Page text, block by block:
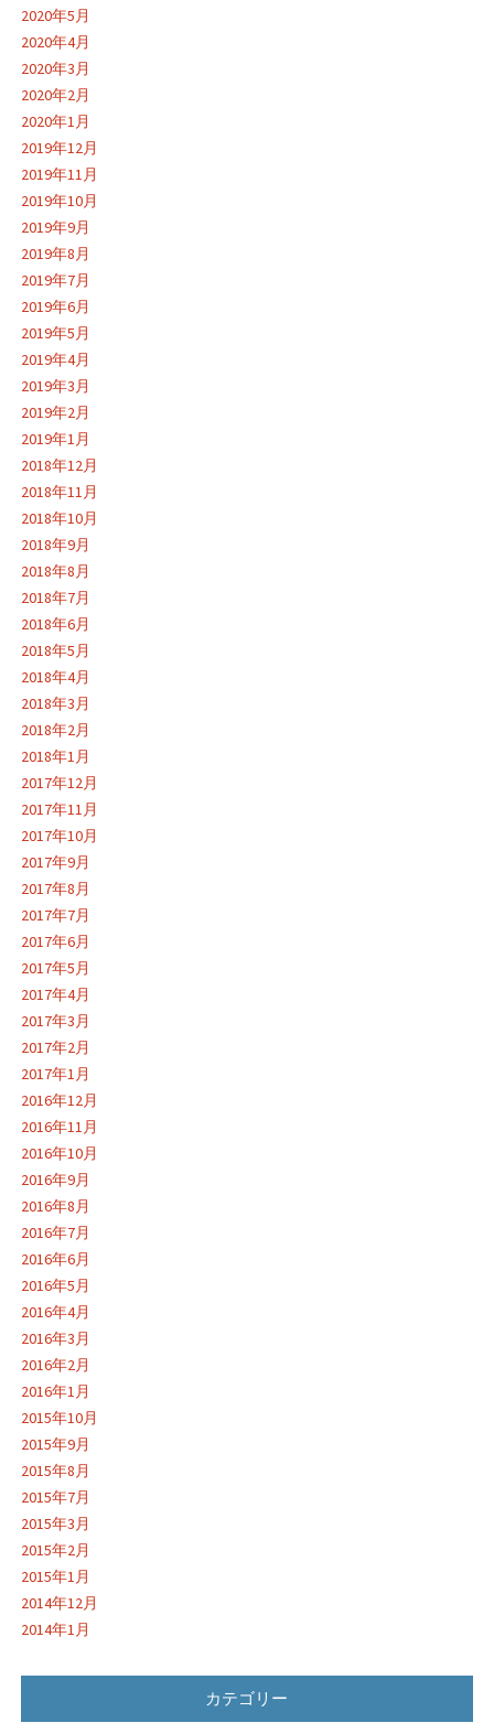
2020年5月
2020年4月
2020年3月
2020年2月
2020年1月
2019年12月
2019年11月
2019年10月
2019年9月
2019年8月
2019年7月
2019年6月
2019年5月
2019年4月
2019年3月
2019年2月
2019年1月
2018年12月
2018年11月
2018年10月
2018年9月
2018年8月
2018年7月
2018年6月
2018年5月
2018年4月
2018年3月
2018年2月
2018年1月
2017年12月
2017年11月
2017年10月
2017年9月
2017年8月
2017年7月
2017年6月
2017年5月
2017年4月
2017年3月
2017年2月
2017年1月
2016年12月
2016年11月
2016年10月
2016年9月
2016年8月
2016年7月
2016年6月
2016年5月
2016年4月
2016年3月
2016年2月
2016年1月
2015年10月
2015年9月
2015年8月
2015年7月
2015年3月
2015年2月
2015年1月
2014年12月
2014年1月
カテゴリー